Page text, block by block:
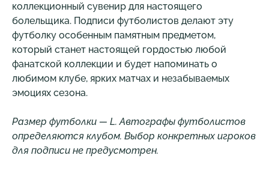
коллекционный сувенир для настоящего
болельщика. Подписи футболистов делают эту
футболку особенным памятным предметом,
который станет настоящей гордостью любой
фанатской коллекции и будет напоминать о
любимом клубе, ярких матчах и незабываемых
эмоциях сезона.
Размер футболки — L. Автографы футболистов
определяются клубом. Выбор конкретных игроков
для подписи не предусмотрен.